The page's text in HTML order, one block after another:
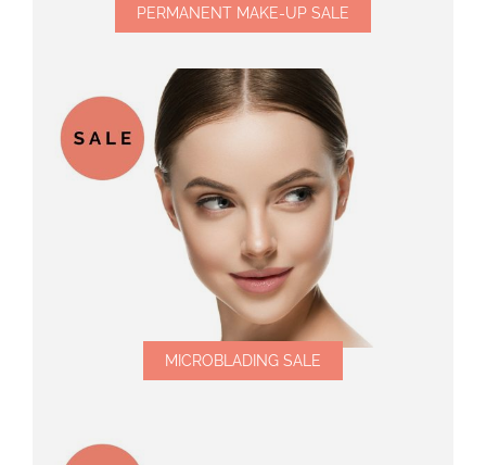
PERMANENT MAKE-UP SALE
MICROBLADING SALE